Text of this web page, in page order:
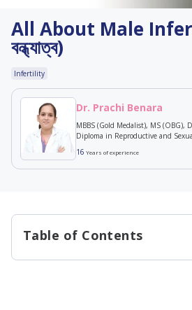
All About Male
বন্ধ্যাত্ব)
Infertility
Dr. Prachi Benara
MBBS (Gold Medalist), MS (OBG),
Diploma in Reproductive and
16 Years of experience
Table of Contents